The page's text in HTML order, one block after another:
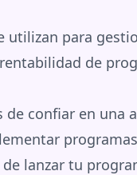
utilizan para
de
de confiar en una
lanzar tu